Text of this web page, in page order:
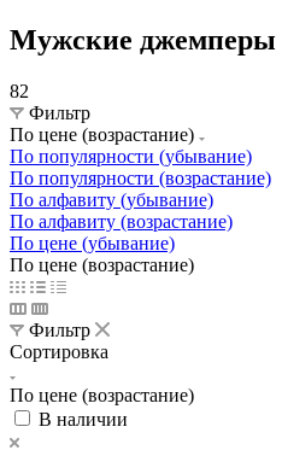
Мужские джемперы
82
Фильтр
По цене (возрастание)
По популярности (убывание)
По популярности (возрастание)
По алфавиту (убывание)
По алфавиту (возрастание)
По цене (убывание)
По цене (возрастание)
Фильтр
Сортировка
По цене (возрастание)
В наличии